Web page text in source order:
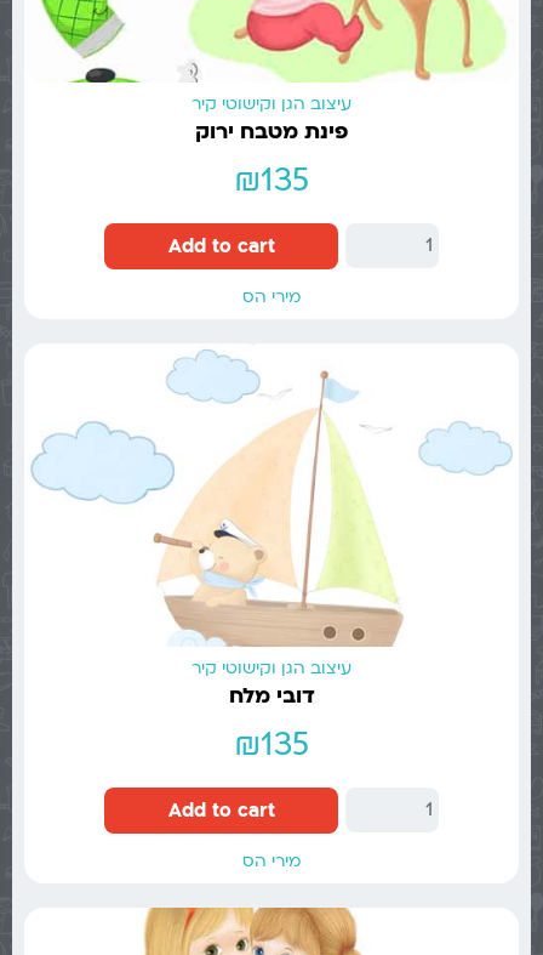
עיצוב הגן וקישוטי קיר
פינת מטבח ירוק
₪135
Add to cart
מירי הס
עיצוב הגן וקישוטי קיר
דובי מלח
₪135
Add to cart
מירי הס